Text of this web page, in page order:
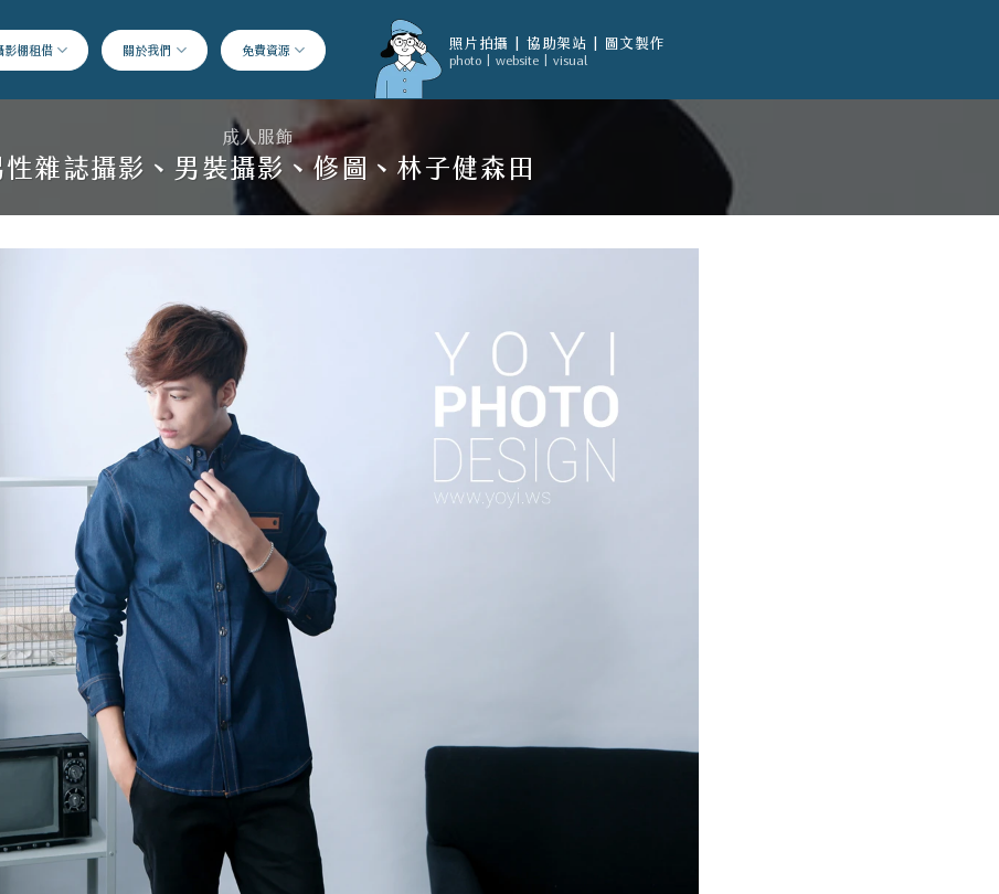
影棚租借 關於我們 免費資源 照片拍攝 | 協助架站 | 圖文製作
photo | website | visual
成人服飾
性雜誌攝影、男裝攝影、修圖、林子健森田